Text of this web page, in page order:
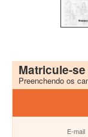
Matricule-
Preenchendo os
E-mail